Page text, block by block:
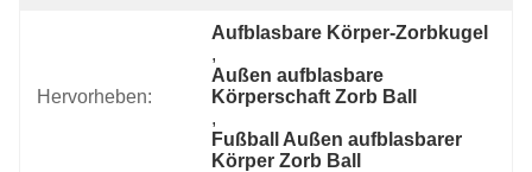
Hervorheben:
Aufblasbare Körper-Zorbkugel
,
Außen aufblasbare
Körperschaft Zorb Ball
,
Fußball Außen aufblasbarer
Körper Zorb Ball